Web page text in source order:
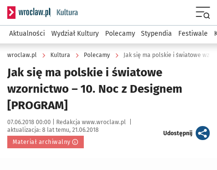
Serwis informacyjny wroclaw.pl podserwis: Kultura
Aktualności Wydział Kultury Polecamy Stypendia Festiwale
wroclaw.pl Kultura Polecamy Jak się ma polskie i światowe
Jak się ma polskie i światowe
wzornictwo – 10. Noc z Designem
[PROGRAM]
Data publikacji:
07.06.2018 00:00 | Autor:
Redakcja www.wroclaw.pl
aktualizacja: 8 lat temu, 21.06.2018
Materiał archiwalny
Udostępnijartykuł